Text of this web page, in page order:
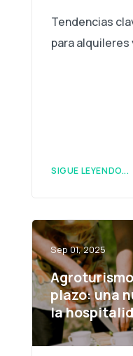
Tendencias
para alquileres
SIGUE LEYENDO...
Sep 01, 2025
plazo: una
la